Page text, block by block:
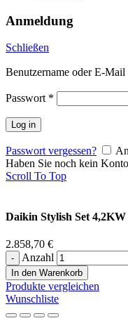
Anmeldung
Schließen
Benutzername oder E-Mail
Passwort *
Log in
Passwort vergessen?
Haben Sie noch kein
Scroll To Top
Daikin Stylish Set 4,2KW
2.858,70 €
Anzahl
In den Warenkorb
Produkte vergleichen
Wunschliste